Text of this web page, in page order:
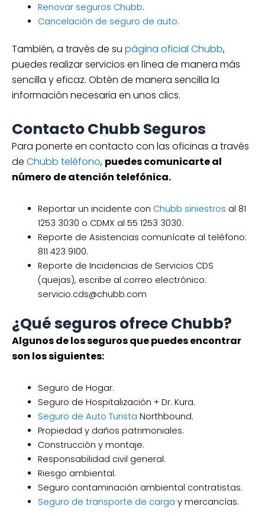
Renovar seguros Chubb.
Cancelación de seguro de auto.
También, a través de su página oficial Chubb,
puedes realizar servicios en línea de manera más
sencilla y eficaz. Obtén de manera sencilla la
información necesaria en unos clics.
Contacto Chubb Seguros
Para ponerte en contacto con las oficinas a través
de Chubb teléfono, puedes comunicarte al
número de atención telefónica.
Reportar un incidente con Chubb siniestros al 81
1253 3030 o CDMX al 55 1253 3030.
Reporte de Asistencias comunícate al teléfono:
811 423 9100.
Reporte de Incidencias de Servicios CDS
(quejas), escribe al correo electrónico:
servicio.cds@chubb.com
¿Qué seguros ofrece Chubb?
Algunos de los seguros que puedes encontrar
son los siguientes:
Seguro de Hogar.
Seguro de Hospitalización + Dr. Kura.
Seguro de Auto Turista Northbound.
Propiedad y daños patrimoniales.
Construcción y montaje.
Responsabilidad civil general.
Riesgo ambiental.
Seguro contaminación ambiental contratistas.
Seguro de transporte de carga y mercancías.